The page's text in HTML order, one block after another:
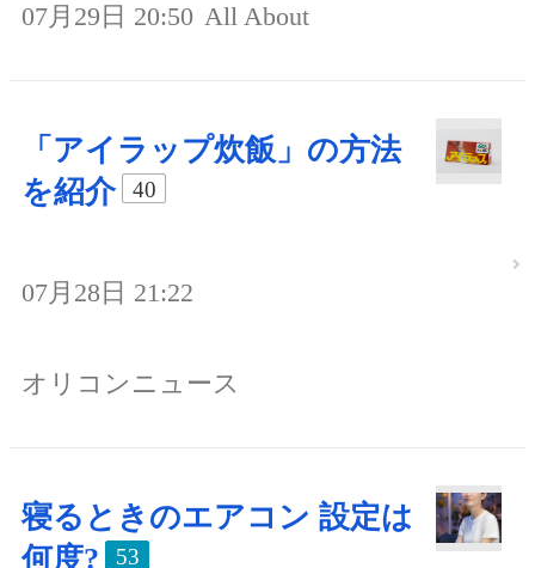
07月29日 20:50 All About
「アイラップ炊飯」の方法
を紹介
40
07月28日 21:22
オリコンニュース
寝るときのエアコン 設定は
何度?
53